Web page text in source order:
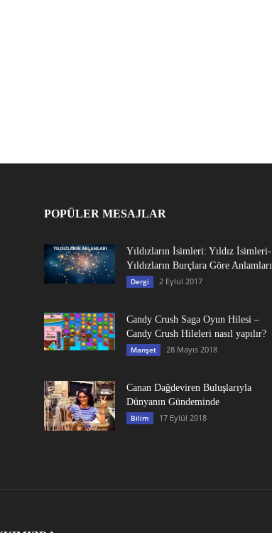
POPÜLER MESAJLAR
Yıldızların İsimleri: Yıldız İsimleri-
Yıldızların Burçlara Göre Anlamları
Dergi 2 Eylül 2017
Candy Crush Saga Oyun Hilesi –
Candy Crush Hileleri nasıl yapılır?
Manşet 28 Mayıs 2018
Canan Dağdeviren Buluşlarıyla
Dünyanın Gündeminde
Bilim 17 Eylül 2018